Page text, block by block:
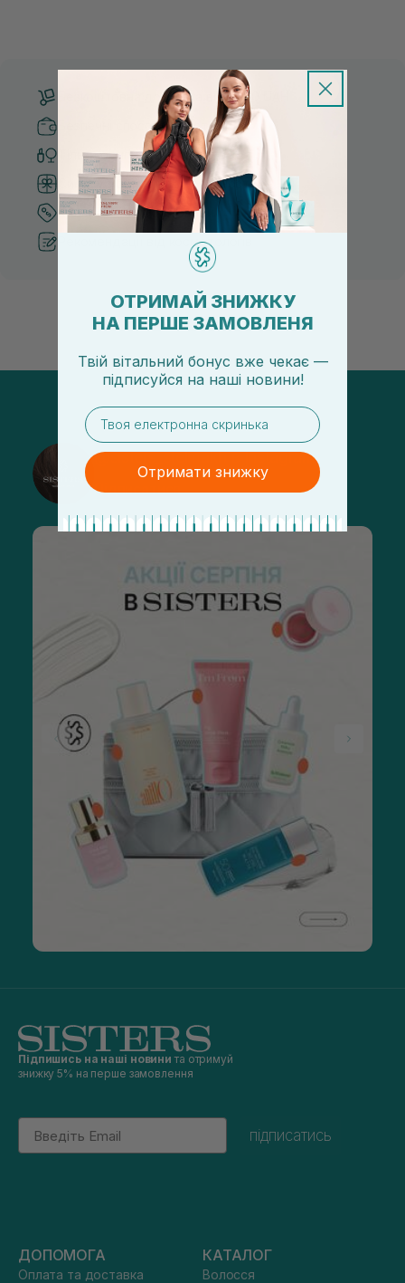
Безкоштовна доставка від 3000 UAH
Безпечні способи оплати
Тільки оригінальна косметика
Система бонусів та лояльності
Кращі ціни та топ товари
Рекомендації від косметологів
@sisters_stelmakh в Instagram
Підписатися
Підпишись на наші новини та отримуй
знижку 5% на перше замовлення
Email
підписатись
ДОПОМОГА
Оплата та доставка
КАТАЛОГ
Волосся
ОТРИМАЙ ЗНИЖКУ
НА ПЕРШЕ ЗАМОВЛЕНЯ
Твій вітальний бонус вже чекає —
підписуйся на наші новини!
email
Отримати знижку